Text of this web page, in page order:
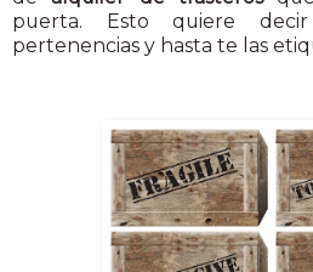
puerta. Esto quiere
pertenencias y hasta te las